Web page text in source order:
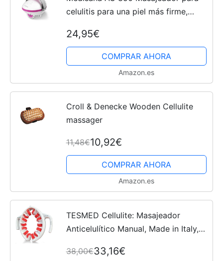
celulitis para una piel más firme,
rotativos y 2 intensidades de masaje,
1a generación
24,95€
COMPRAR AHORA
Amazon.es
Croll & Denecke Wooden Cellulite
massager
11,48€10,92€
COMPRAR AHORA
Amazon.es
TESMED Cellulite: Masajeador
Anticelulítico Manual, Made in Italy,
Patentado, Rodillo Anticelulítico
38,00€33,16€